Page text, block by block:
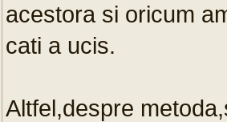
acestora si oricum
cati a ucis.
Altfel,despre